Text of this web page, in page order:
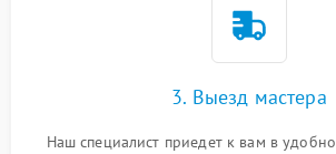
3. Выезд мастера
Наш специалист приедет к вам в